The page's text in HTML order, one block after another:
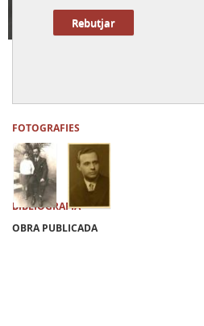
Rebutjar
FOTOGRAFIES
BIBLIOGRAFIA
OBRA PUBLICADA